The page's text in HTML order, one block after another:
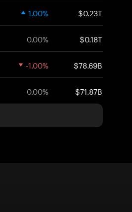
1.00% $0.23T
0.00% $0.18T
-1.00% $78.69B
0.00% $71.87B